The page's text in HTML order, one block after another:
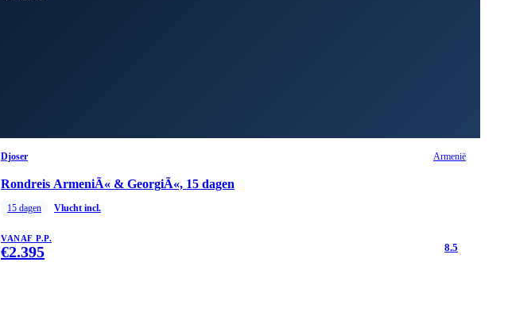
Djoser Armenië
Rondreis ArmeniÃ« & GeorgiÃ«, 15 dagen
15 dagen Vlucht incl.
VANAF P.P.
€2.395 8.5